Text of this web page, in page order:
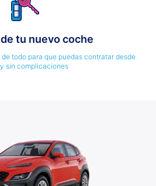
tu nuevo coche
todo para que puedas contratar desde
sin complicaciones